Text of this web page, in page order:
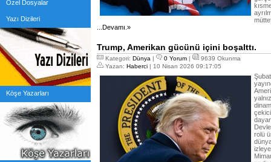
Özel Dosyalar
Yazı Dizileri
Köşe Yazarları
...Devamı.»
Trump, Amerikan gücünü içini boşalttı.
Kategori: Dünya | 0 Yorum |
9639 Okunma
Yazan: Haberci | 10 Nisan 2026 09:17:05
rolü